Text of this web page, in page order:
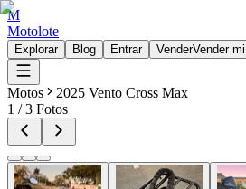
M
Motolote
Explorar Blog Entrar VenderVender
Motos
2025 Vento Cross Max
1 /3 Fotos